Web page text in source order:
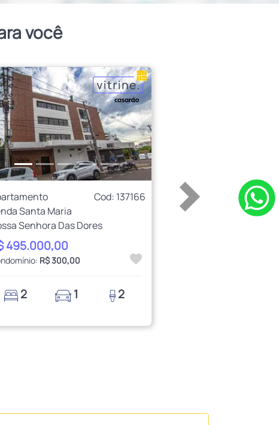
você
Próximo
Cod: 137166
Santa Maria
Senhora Das Dores
495.000,00
R$ 300,00
2 1 2